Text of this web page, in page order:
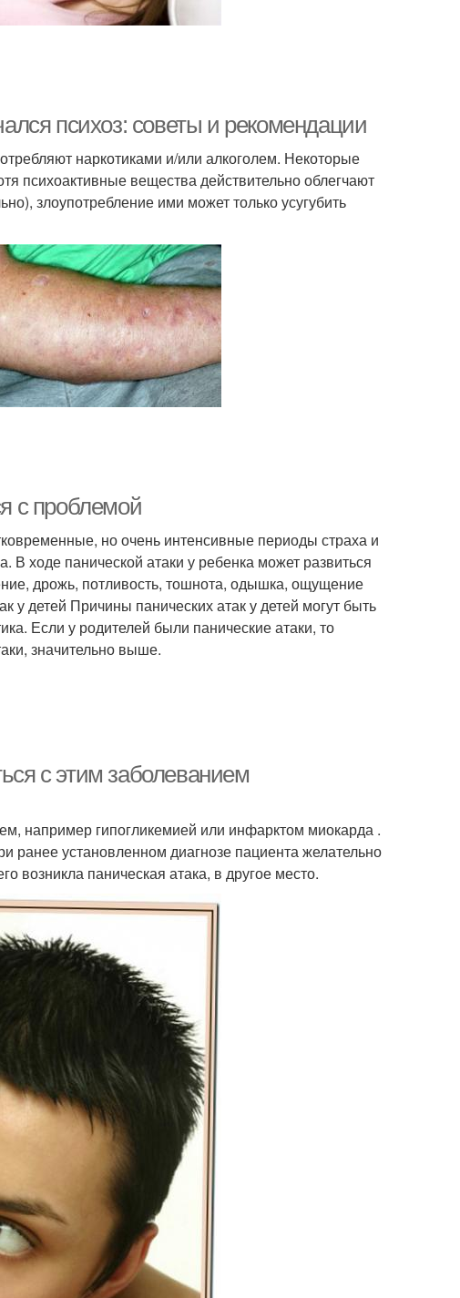
психоз: советы и рекомендации
наркотиками и/или алкоголем. Некоторые
психоактивные вещества действительно облегчают
злоупотребление ими может только усугубить
с проблемой
но очень интенсивные периоды страха и
ходе панической атаки у ребенка может развиться
дрожь, потливость, тошнота, одышка, ощущение
у детей Причины панических атак у детей могут быть
Если у родителей были панические атаки, то
значительно выше.
с этим заболеванием
например гипогликемией или инфарктом миокарда .
установленном диагнозе пациента желательно
возникла паническая атака, в другое место.